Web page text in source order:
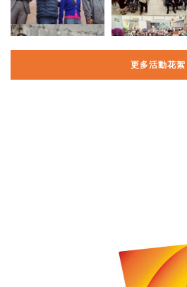
更多活動花絮